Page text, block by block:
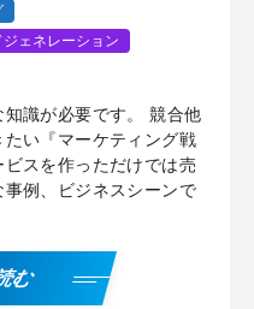
ジェネレーション
識が必要です。 競合他
い『マーケティング戦
スを作っただけでは売
例、ビジネスシーンで
む